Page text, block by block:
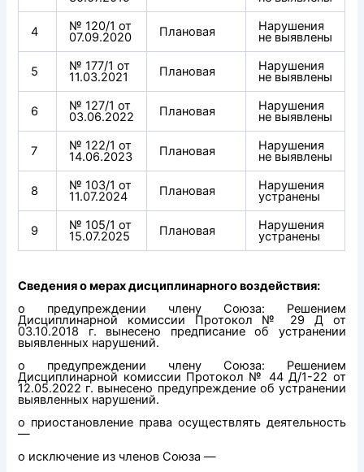
4 № 120/1 от
07.09.2020 Плановая Нарушения
не выявлены
5 № 177/1 от
11.03.2021 Плановая Нарушения
не выявлены
6 № 127/1 от
03.06.2022 Плановая Нарушения
не выявлены
7 № 122/1 от
14.06.2023 Плановая Нарушения
не выявлены
8 № 103/1 от
11.07.2024 Плановая Нарушения
устранены
9 № 105/1 от
15.07.2025 Плановая Нарушения
устранены
Сведения о мерах дисциплинарного воздействия:
о предупреждении члену Союза: Решением
Дисциплинарной комиссии Протокол № 29 Д от
03.10.2018 г. вынесено предписание об устранении
выявленных нарушений.
о предупреждении члену Союза: Решением
Дисциплинарной комиссии Протокол № 44 Д/1-22 от
12.05.2022 г. вынесено предупреждение об устранении
выявленных нарушений.
о приостановление права осуществлять деятельность
—
о исключение из членов Союза —